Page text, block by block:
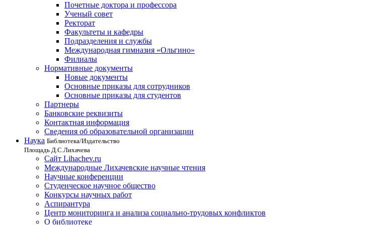
Почетные доктора и профессора
Ученый совет
Ректорат
Факультеты и кафедры
Подразделения и службы
Международная гимназия «Ольгино»
Филиалы
Нормативные документы
Новые документы
Основные приказы для сотрудников
Основные приказы для студентов
Партнеры
Банковские реквизиты
Контактная информация
Сведения об образовательной организации
Наука Библиотека/Издательство
Площадь Д.С.Лихачева
Сайт Lihachev.ru
Международные Лихачевские научные чтения
Научные конференции
Студенческое научное общество
Конкурсы научных работ
Аспирантура
Центр мониторинга и анализа социально-трудовых конфликтов
О библиотеке